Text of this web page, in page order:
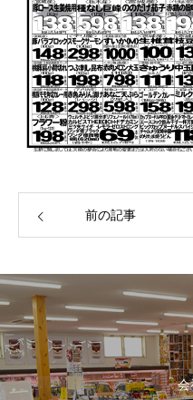
前の記事
会